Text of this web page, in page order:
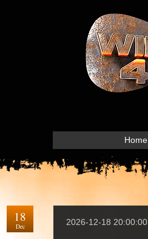
Home
18
Dec 2026-12-18 20:00:00